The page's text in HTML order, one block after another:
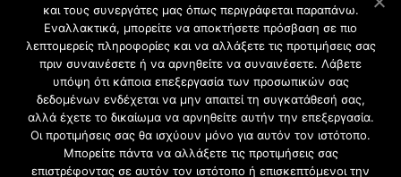
2021 CFW - All Rights Reserved
Επιχειρήσεις |
Προφίλ
Διαφήμιση
και τους συνεργάτες μας όπως περιγράφεται παραπάνω.
Εναλλακτικά, μπορείτε να αποκτήσετε πρόσβαση σε πιο
λεπτομερείς πληροφορίες και να αλλάξετε τις προτιμήσεις σας
πριν συναινέσετε ή να αρνηθείτε να συναινέσετε. Λάβετε
υπόψη ότι κάποια επεξεργασία των προσωπικών σας
δεδομένων ενδέχεται να μην απαιτεί τη συγκατάθεσή σας,
αλλά έχετε το δικαίωμα να αρνηθείτε αυτήν την επεξεργασία.
Οι προτιμήσεις σας θα ισχύουν μόνο για αυτόν τον ιστότοπο.
Μπορείτε πάντα να αλλάξετε τις προτιμήσεις σας
επιστρέφοντας σε αυτόν τον ιστότοπο ή επισκεπτόμενοι την